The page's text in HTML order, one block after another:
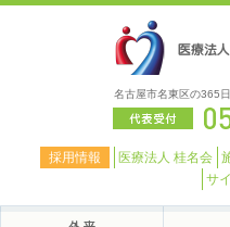
名古屋市名東区の365
採用情報 医療法人 桂名会
サ